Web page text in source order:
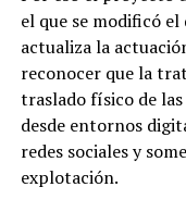
el que se modificó
actualiza la
reconocer que la
traslado físico de
desde entornos
redes sociales y
explotación.